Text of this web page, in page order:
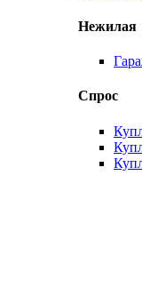
Нежилая
Спрос